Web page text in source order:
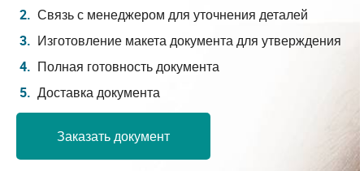
Связь с менеджером для уточнения деталей
Изготовление макета документа для утверждения
Полная готовность документа
Доставка документа
Заказать документ